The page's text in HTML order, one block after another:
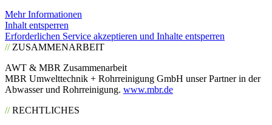
Mehr Informationen
Inhalt entsperren
Erforderlichen Service akzeptieren und Inhalte entsperren
//ZUSAMMENARBEIT
AWT & MBR Zusammenarbeit
MBR Umwelttechnik + Rohrreinigung GmbH unser Partner in der
Abwasser und Rohrreinigung. www.mbr.de
//RECHTLICHES